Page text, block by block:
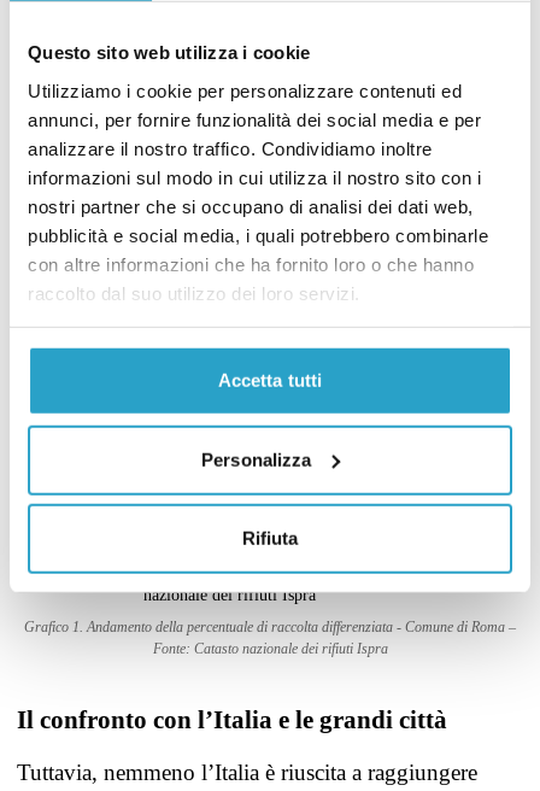
Questo sito web utilizza i cookie
Utilizziamo i cookie per personalizzare contenuti ed
annunci, per fornire funzionalità dei social media e per
analizzare il nostro traffico. Condividiamo inoltre
informazioni sul modo in cui utilizza il nostro sito con i
nostri partner che si occupano di analisi dei dati web,
pubblicità e social media, i quali potrebbero combinarle
con altre informazioni che ha fornito loro o che hanno
raccolto dal suo utilizzo dei loro servizi.
Accetta tutti
Personalizza
Rifiuta
Tra il 2010 e il 2019 Roma ha aumentato i livelli della
raccolta differenziata, non riuscendo però a
raggiungere l’obiettivo del 65 per centofissatoentro il
2012 dal Testo unico ambientale del 2006. Dieci anni
fa a Roma si raccoglievano quasi due milioni di
tonnellate di rifiuti e solo il 21 per cento era oggetto di
raccolta differenziata. Nel giro di nove anni la
situazione è migliorata: la quantità di rifiuti prodotti si
che duplicata. Ciò però non è stato abbastanza per
raggiungere la soglia stabilita dal Testo unico
Grafico 1. Andamento della percentuale di raccolta differenziata - Comune di Roma –
Fonte: Catasto nazionale dei rifiuti Ispra
Il confronto con l’Italia e le grandi città
Tuttavia, nemmeno l’Italia è riuscita a raggiungere